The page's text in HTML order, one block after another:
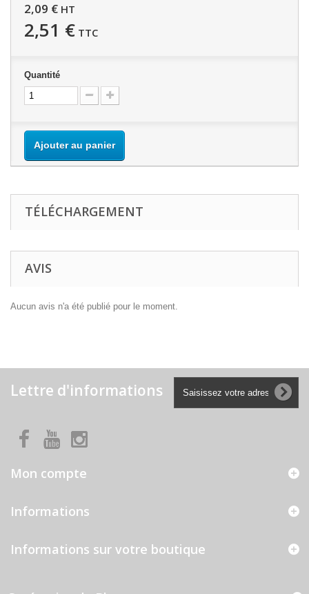
2,09 € HT
2,51 € TTC
Quantité
Ajouter au panier
TÉLÉCHARGEMENT
AVIS
Aucun avis n'a été publié pour le moment.
Lettre d'informations
Mon compte
Informations
Informations sur votre boutique